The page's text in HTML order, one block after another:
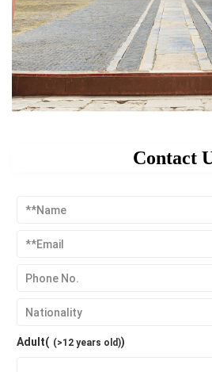
Contact
Adult( (>12 years old))